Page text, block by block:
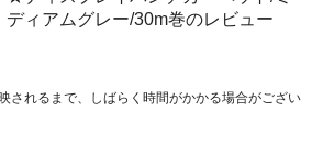
ディアムグレー/30m巻のレビュー
されるまで、しばらく時間がかかる場合がござい